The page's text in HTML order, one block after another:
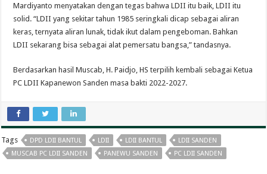
Mardiyanto menyatakan dengan tegas bahwa LDII itu baik, LDII itu
solid. “LDII yang sekitar tahun 1985 seringkali dicap sebagai aliran
keras, ternyata aliran lunak, tidak ikut dalam pengeboman. Bahkan
LDII sekarang bisa sebagai alat pemersatu bangsa,” tandasnya.
Berdasarkan hasil Muscab, H. Paidjo, HS terpilih kembali sebagai Ketua
PC LDII Kapanewon Sanden masa bakti 2022-2027.
Tags DPD LDII BANTUL LDII LDII BANTUL
LDII SANDEN
MUSCAB PC LDII SANDEN
PANEWU SANDEN PC LDII SANDEN